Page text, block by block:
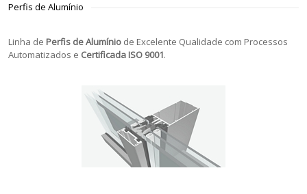
Perfis de Alumínio
Linha de Perfis de Alumínio de Excelente Qualidade com Processos
Automatizados e Certificada ISO 9001.